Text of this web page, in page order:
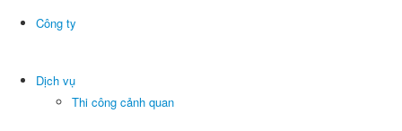
Công ty
Dịch vụ
Thi công cảnh quan